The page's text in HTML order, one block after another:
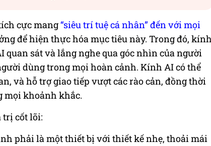
cực mang“siêu trí tuệ cá nhân” đến với mọi
để hiện thực hóa mục tiêu này. Trong đó, kính
sát và lắng nghe qua góc nhìn của người
dùng trong mọi hoàn cảnh. Kính AI có thể
và hỗ trợ giao tiếp vượt các rào cản, đồng thời
mọi khoảnh khắc.
trị cốt lõi:
phải là một thiết bị với thiết kế nhẹ, thoải mái